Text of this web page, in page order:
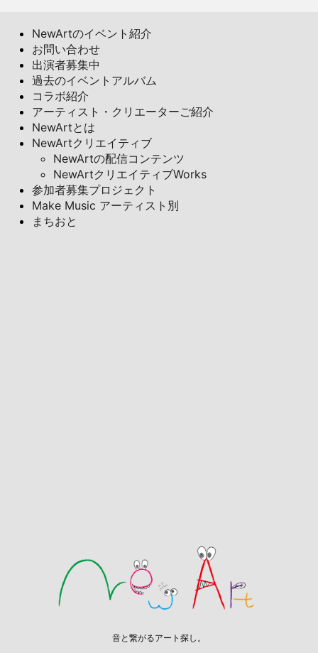
NewArtのイベント紹介
お問い合わせ
出演者募集中
過去のイベントアルバム
コラボ紹介
アーティスト・クリエーターご紹介
NewArtとは
NewArtクリエイティブ
NewArtの配信コンテンツ
NewArtクリエイティブWorks
参加者募集プロジェクト
Make Music アーティスト別
まちおと
音と繋がるアート探し。